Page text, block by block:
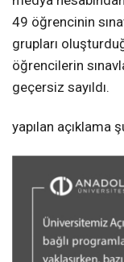
49 öğrencinin
grupları
öğrencilerin
geçersiz sayıldı.
yapılan açıklama